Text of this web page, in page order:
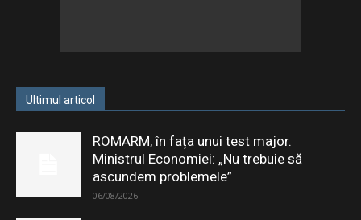
Ultimul articol
ROMARM, în fața unui test major.
Ministrul Economiei: „Nu trebuie să
ascundem problemele”
06/08/2026